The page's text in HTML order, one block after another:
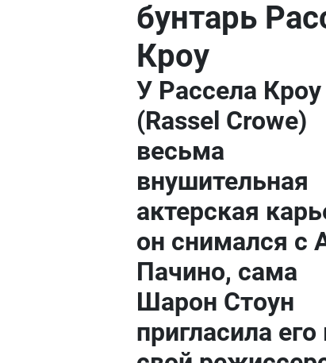
бунтарь
Кроу
У Рассела Кроу
(Rassel Crowe)
весьма
внушительная
актерская
он снимался с
Пачино, сама
Шарон Стоун
пригласила его